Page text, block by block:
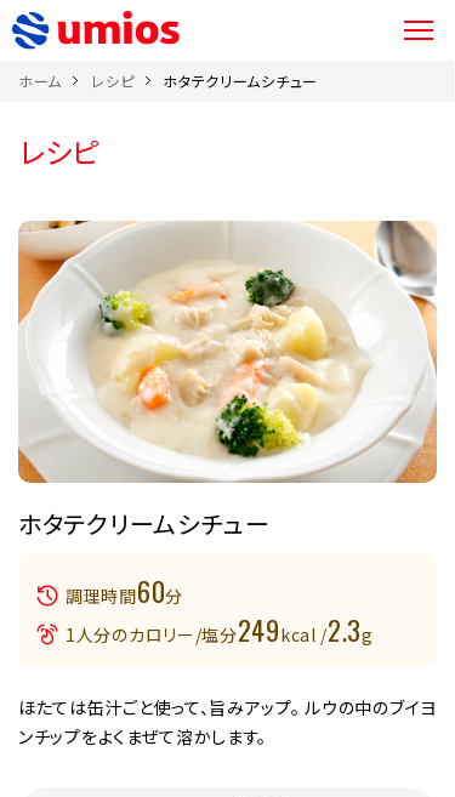
ホーム レシピ ホタテクリームシチュー
レシピ
ホタテクリームシチュー
調理時間60分
1人分のカロリー/塩分249kcal /2.3g
ほたては缶汁ごと使って、旨みアップ。 ルウの中のブイヨ
ンチップをよくまぜて溶かします。